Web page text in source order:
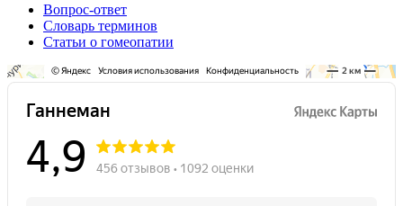
Вопрос-ответ
Словарь терминов
Статьи о гомеопатии